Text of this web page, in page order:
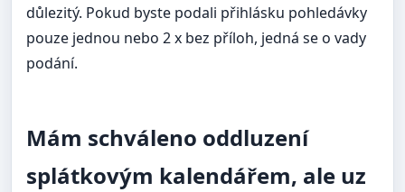
důlezitý. Pokud byste podali přihlásku pohledávky
pouze jednou nebo 2 x bez příloh, jedná se o vady
podání.
Mám schváleno oddluzení
splátkovým kalendářem, ale uz